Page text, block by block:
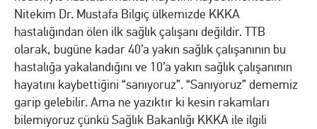
Nitekim Dr. Mustafa Bilgiç ülkemizde KKKA
hastalığından ölen ilk sağlık çalışanı değildir. TTB
olarak, bugüne kadar 40’a yakın sağlık çalışanının bu
hastalığa yakalandığını ve 10’a yakın sağlık çalışanının
hayatını kaybettiğini “sanıyoruz”. “Sanıyoruz” dememiz
garip gelebilir. Ama ne yazıktır ki kesin rakamları
bilemiyoruz çünkü Sağlık Bakanlığı KKKA ile ilgili